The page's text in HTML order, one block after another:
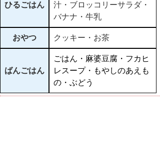
ひるごはん
汁・ブロッコリーサラダ・
バナナ・牛乳
おやつ クッキー・お茶
ばんごはん
ごはん・麻婆豆腐・フカヒ
レスープ・もやしのあえも
の・ぶどう